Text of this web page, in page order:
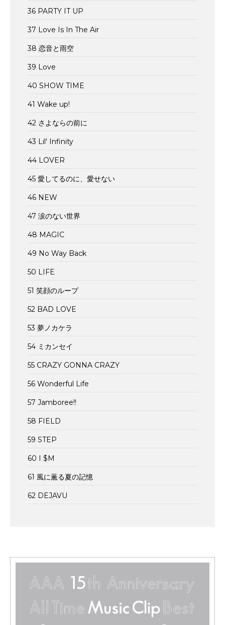
36 PARTY IT UP
37 Love Is In The Air
38 恋音と雨空
39 Love
40 SHOW TIME
41 Wake up!
42 さよならの前に
43 Lil' Infinity
44 LOVER
45 愛してるのに、愛せない
46 NEW
47 涙のない世界
48 MAGIC
49 No Way Back
50 LIFE
51 笑顔のループ
52 BAD LOVE
53 夢ノカケラ
54 ミカンセイ
55 CRAZY GONNA CRAZY
56 Wonderful Life
57 Jamboree!!
58 FIELD
59 STEP
60 I $M
61 風に薫る夏の記憶
62 DEJAVU